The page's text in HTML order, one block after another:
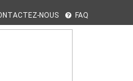
NOUS FAQ